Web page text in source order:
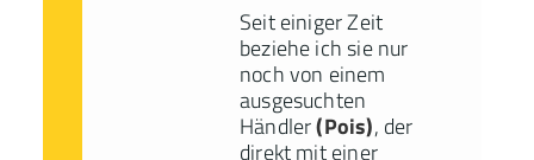
Seit einiger Zeit
beziehe ich sie nur
noch von einem
ausgesuchten
Händler(Pois), der
direkt mit einer